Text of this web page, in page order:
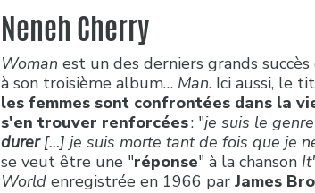
Neneh Cherry
Woman est un des derniers grands succès
à son troisième album… Man. Ici aussi, le
les femmes sont confrontées dans la
s'en trouver renforcées: "je suis le
durer[…] je suis morte tant de fois que je
se veut être une "réponse" à la chanson
World enregistrée en 1966 par James